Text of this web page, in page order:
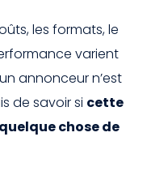
les formats, le
varient
annonceur n’est
de savoir si cette
chose de